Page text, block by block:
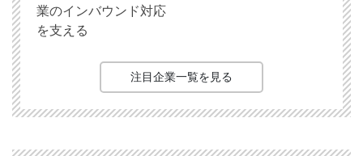
業のインバウンド対応
を支える
注目企業一覧を見る